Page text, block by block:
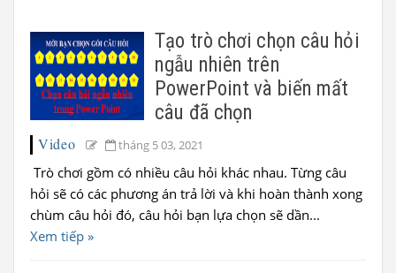
Tạo trò chơi chọn câu hỏi
ngẫu nhiên trên
PowerPoint và biến mất
câu đã chọn
Video tháng 5 03, 2021
Trò chơi gồm có nhiều câu hỏi khác nhau. Từng câu
hỏi sẽ có các phương án trả lời và khi hoàn thành xong
chùm câu hỏi đó, câu hỏi bạn lựa chọn sẽ dần...
Xem tiếp »